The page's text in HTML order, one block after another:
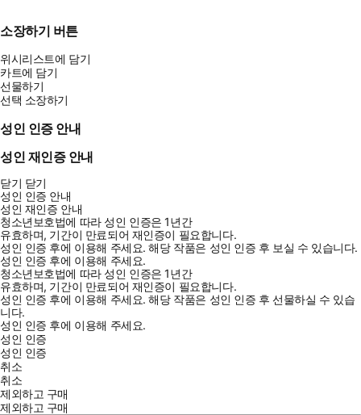
소장하기 버튼
위시리스트에 담기
카트에 담기
선물하기
선택 소장하기
성인 인증 안내
성인 재인증 안내
닫기 닫기
성인 인증 안내
성인 재인증 안내
청소년보호법에 따라 성인 인증은 1년간
유효하며, 기간이 만료되어 재인증이 필요합니다.
성인 인증 후에 이용해 주세요.해당 작품은 성인 인증 후 보실 수 있습니다.
성인 인증 후에 이용해 주세요.
청소년보호법에 따라 성인 인증은 1년간
유효하며, 기간이 만료되어 재인증이 필요합니다.
성인 인증 후에 이용해 주세요.해당 작품은 성인 인증 후 선물하실 수 있습
니다.
성인 인증 후에 이용해 주세요.
성인 인증
성인 인증
취소
취소
제외하고 구매
제외하고 구매